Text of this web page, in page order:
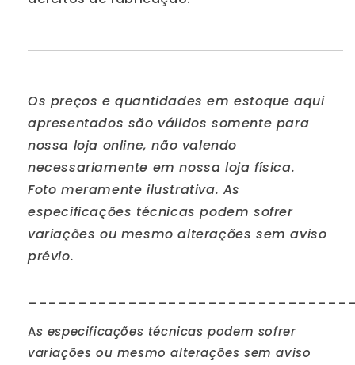
Os preços e quantidades em estoque aqui
apresentados são válidos somente para
nossa loja online, não valendo
necessariamente em nossa loja física.
Foto meramente ilustrativa. As
especificações técnicas podem sofrer
variações ou mesmo alterações sem aviso
prévio.
As especificações técnicas podem sofrer
variações ou mesmo alterações sem aviso